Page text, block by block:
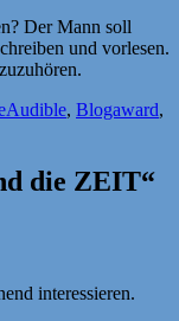
Der Mann soll
und vorlesen.
Schlagwörter
Audible, Blogaward,
die ZEIT“
interessieren.